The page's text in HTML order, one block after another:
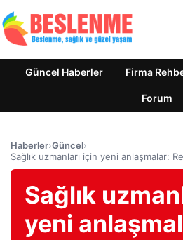
Güncel Haberler Firma
Forum
Haberler›Güncel›
Sağlık uzmanları için yeni anlaşmalar:
Sağlık
yeni